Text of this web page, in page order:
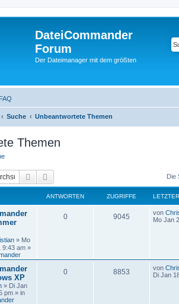
DateiCommander
Forum
Der Dateimanager mit dem größten
FAQ
Suche Unbeantwortete Themen
Themen
Suche Die
ANTWORTEN ZUGRIFFE
» Mo
9:43 am »
0 9045 von
Mo Jan
XP
» Di Jan
pm » in
0 8853 von
Di Jan